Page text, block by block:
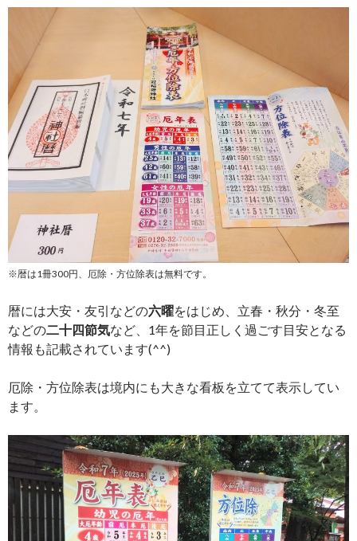
※暦は1冊300円、厄除・方位除表は無料です。
暦には大安・友引などの六曜をはじめ、立春・秋分・冬至
などの二十四節気など、1年を節目正しく過ごす目安となる
情報も記載されています(^^)
厄除・方位除表は境内にも大きな看板を立てて表示してい
ます。